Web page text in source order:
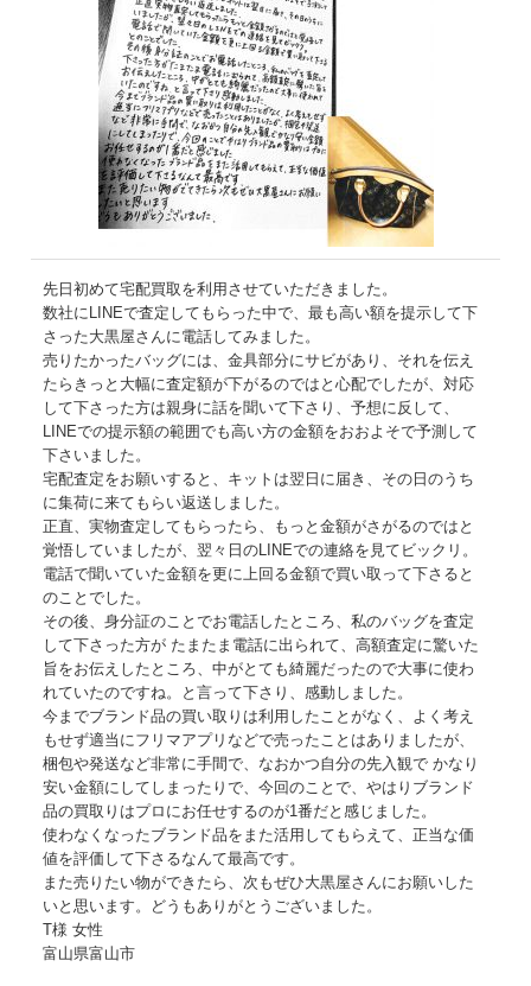
先日初めて宅配買取を利用させていただきました。
数社にLINEで査定してもらった中で、最も高い額を提示して下
さった大黒屋さんに電話してみました。
売りたかったバッグには、金具部分にサビがあり、それを伝え
たらきっと大幅に査定額が下がるのではと心配でしたが、対応
して下さった方は親身に話を聞いて下さり、予想に反して、
LINEでの提示額の範囲でも高い方の金額をおおよそで予測して
下さいました。
宅配査定をお願いすると、キットは翌日に届き、その日のうち
に集荷に来てもらい返送しました。
正直、実物査定してもらったら、もっと金額がさがるのではと
覚悟していましたが、翌々日のLINEでの連絡を見てビックリ。
電話で聞いていた金額を更に上回る金額で買い取って下さると
のことでした。
その後、身分証のことでお電話したところ、私のバッグを査定
して下さった方が たまたま電話に出られて、高額査定に驚いた
旨をお伝えしたところ、中がとても綺麗だったので大事に使わ
れていたのですね。と言って下さり、感動しました。
今までブランド品の買い取りは利用したことがなく、よく考え
もせず適当にフリマアプリなどで売ったことはありましたが、
梱包や発送など非常に手間で、なおかつ自分の先入観で かなり
安い金額にしてしまったりで、今回のことで、やはりブランド
品の買取りはプロにお任せするのが1番だと感じました。
使わなくなったブランド品をまた活用してもらえて、正当な価
値を評価して下さるなんて最高です。
また売りたい物ができたら、次もぜひ大黒屋さんにお願いした
いと思います。どうもありがとうございました。
T様 女性
富山県富山市